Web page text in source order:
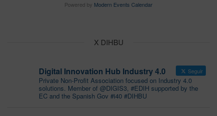
Powered by Modern Events Calendar
X DIHBU
Digital Innovation Hub Industry 4.0 Seguir
Private Non-Profit Association focused on Industry 4.0
solutions. Member of @DIGIS3, #EDIH supported by the
EC and the Spanish Gov #i40 #DIHBU